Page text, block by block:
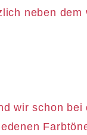
neben
wir schon